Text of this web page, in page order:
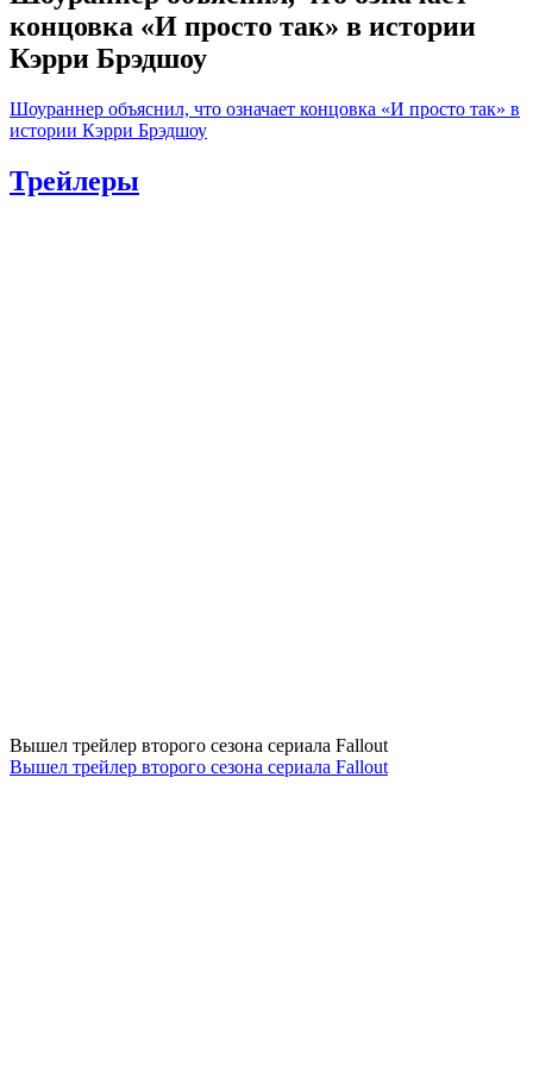
концовка «И просто так» в истории
Кэрри Брэдшоу
Шоураннер объяснил, что означает концовка «И просто так» в
истории Кэрри Брэдшоу
Трейлеры
Вышел трейлер второго сезона сериала Fallout
Вышел трейлер второго сезона сериала Fallout